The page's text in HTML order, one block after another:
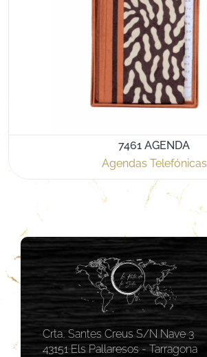
7461 AGENDA
Agendas Telefónicas
Crta, Santes Creus S/N Nave 3
43151 Els Pallaresos - Tarragona